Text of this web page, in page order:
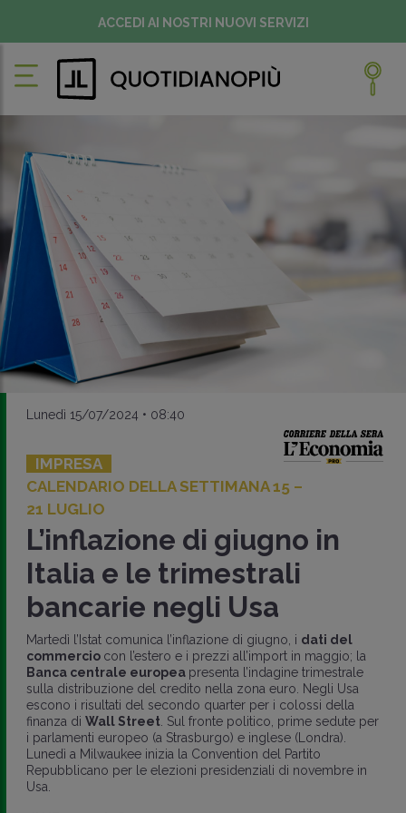
ACCEDI AI NOSTRI NUOVI SERVIZI
Lunedì 15/07/2024 • 08:40
IMPRESA
CALENDARIO DELLA SETTIMANA 15 –
21 LUGLIO
L’inflazione di giugno in
Italia e le trimestrali
bancarie negli Usa
Martedì l’Istat comunica l’inflazione di giugno, i dati del
commercio con l’estero e i prezzi all’import in maggio; la
Banca centrale europea presenta l’indagine trimestrale
sulla distribuzione del credito nella zona euro. Negli Usa
escono i risultati del secondo quarter per i colossi della
finanza di Wall Street. Sul fronte politico, prime sedute per
i parlamenti europeo (a Strasburgo) e inglese (Londra).
Lunedì a Milwaukee inizia la Convention del Partito
Repubblicano per le elezioni presidenziali di novembre in
Usa.